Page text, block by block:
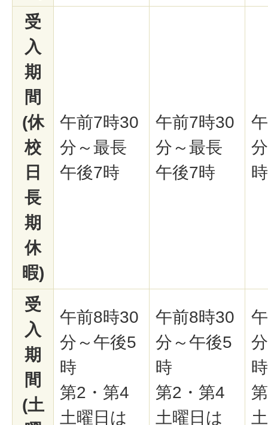
受
入
期
間
(休
校
日
長
期
休
暇)
午前7時30
分～最長
午後7時
午前7時30
分～最長
午後7時
時
受
入
期
間
(土
午前8時30
分～午後5
時
第2・第4
土曜日は
午前8時30
分～午後5
時
第2・第4
土曜日は
時